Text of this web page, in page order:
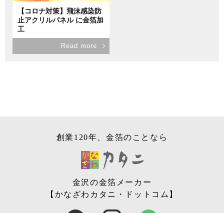
【コロナ対策】飛沫感染防
止アクリルパネル に金箔加
工
Read more
創業120年、金箔のことなら
金沢の金箔メーカー
【かなざわカタニ・ドットコム】